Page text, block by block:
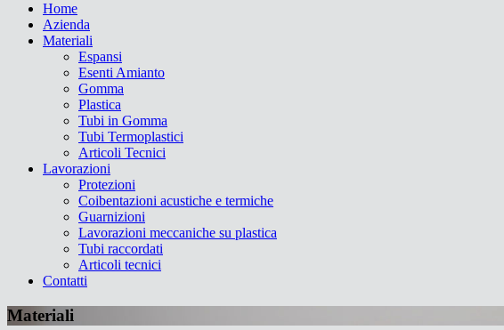
Home
Azienda
Materiali
Espansi
Esenti Amianto
Gomma
Plastica
Tubi in Gomma
Tubi Termoplastici
Articoli Tecnici
Lavorazioni
Protezioni
Coibentazioni acustiche e termiche
Guarnizioni
Lavorazioni meccaniche su plastica
Tubi raccordati
Articoli tecnici
Contatti
Materiali